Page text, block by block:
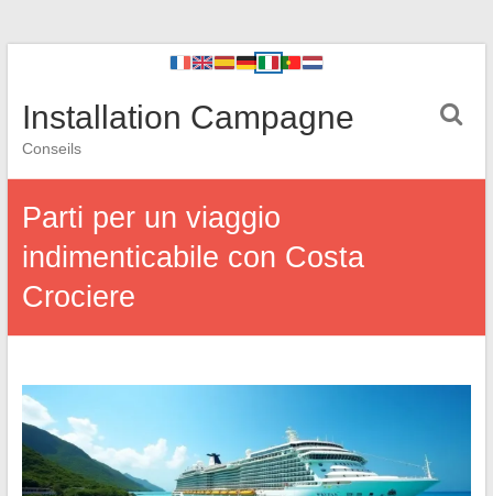
Installation Campagne
Conseils
Parti per un viaggio
indimenticabile con Costa
Crociere